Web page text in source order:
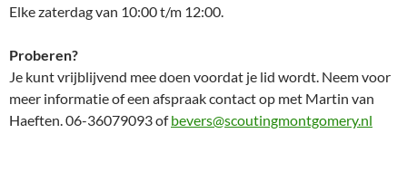
Elke zaterdag van 10:00 t/m 12:00.
Proberen?
Je kunt vrijblijvend mee doen voordat je lid wordt. Neem voor
meer informatie of een afspraak contact op met Martin van
Haeften. 06-36079093 ofbevers@scoutingmontgomery.nl